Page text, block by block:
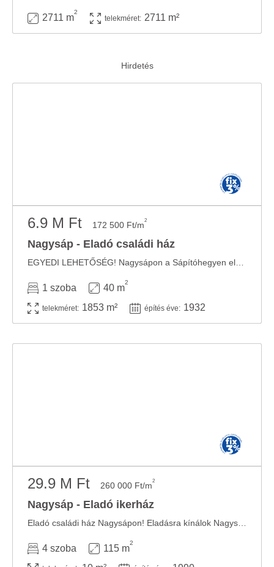
2711 m
2
telekméret: 2711 m²
6.9 M Ft 172 500 Ft/m2
Nagysáp - Eladó családi ház
1 szoba 40 m
2
telekméret: 1853 m² építés éve: 1932
29.9 M Ft 260 000 Ft/m2
Nagysáp - Eladó ikerház
4 szoba 115 m
2